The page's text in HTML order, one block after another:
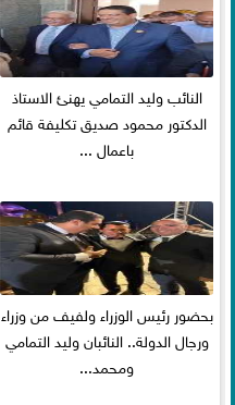
النائب وليد التمامي يهنئ الاستاذ
الدكتور محمود صديق تكليفة قائم
باعمال ...
بحضور رئيس الوزراء ولفيف من وزراء
ورجال الدولة.. النائبان وليد التمامي
ومحمد...